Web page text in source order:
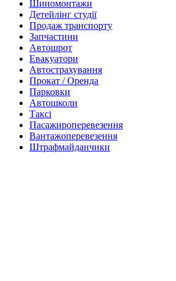
Шиномонтажи
Детейлінг студії
Продаж транспорту
Запчастини
Автошрот
Евакуатори
Автострахування
Прокат / Оренда
Парковки
Автошколи
Таксі
Пасажироперевезення
Вантажоперевезення
Штрафмайданчики